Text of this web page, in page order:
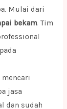
Mulai dari
bekam. Tim
jasa
dan sudah